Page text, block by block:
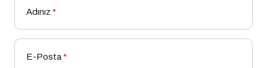
Adınız *
E-Posta*